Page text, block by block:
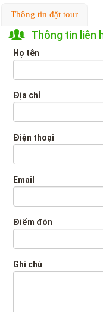
Thông tin đặt tour
Thông tin liên
Họ tên
Địa chỉ
Điện thoại
Email
Điểm đón
Ghi chú